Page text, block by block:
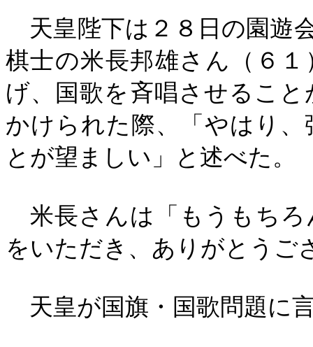
天皇陛下は２８日の園遊
棋士の米長邦雄さん（６
げ、国歌を斉唱させるこ
かけられた際、「やはり
とが望ましい」と述べた。
米長さんは「もうもちろ
をいただき、ありがとうご
天皇が国旗・国歌問題に